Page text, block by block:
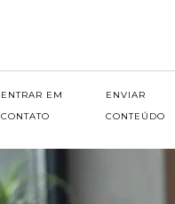
ENTRAR EM
CONTATO
ENVIAR
CONTEÚDO